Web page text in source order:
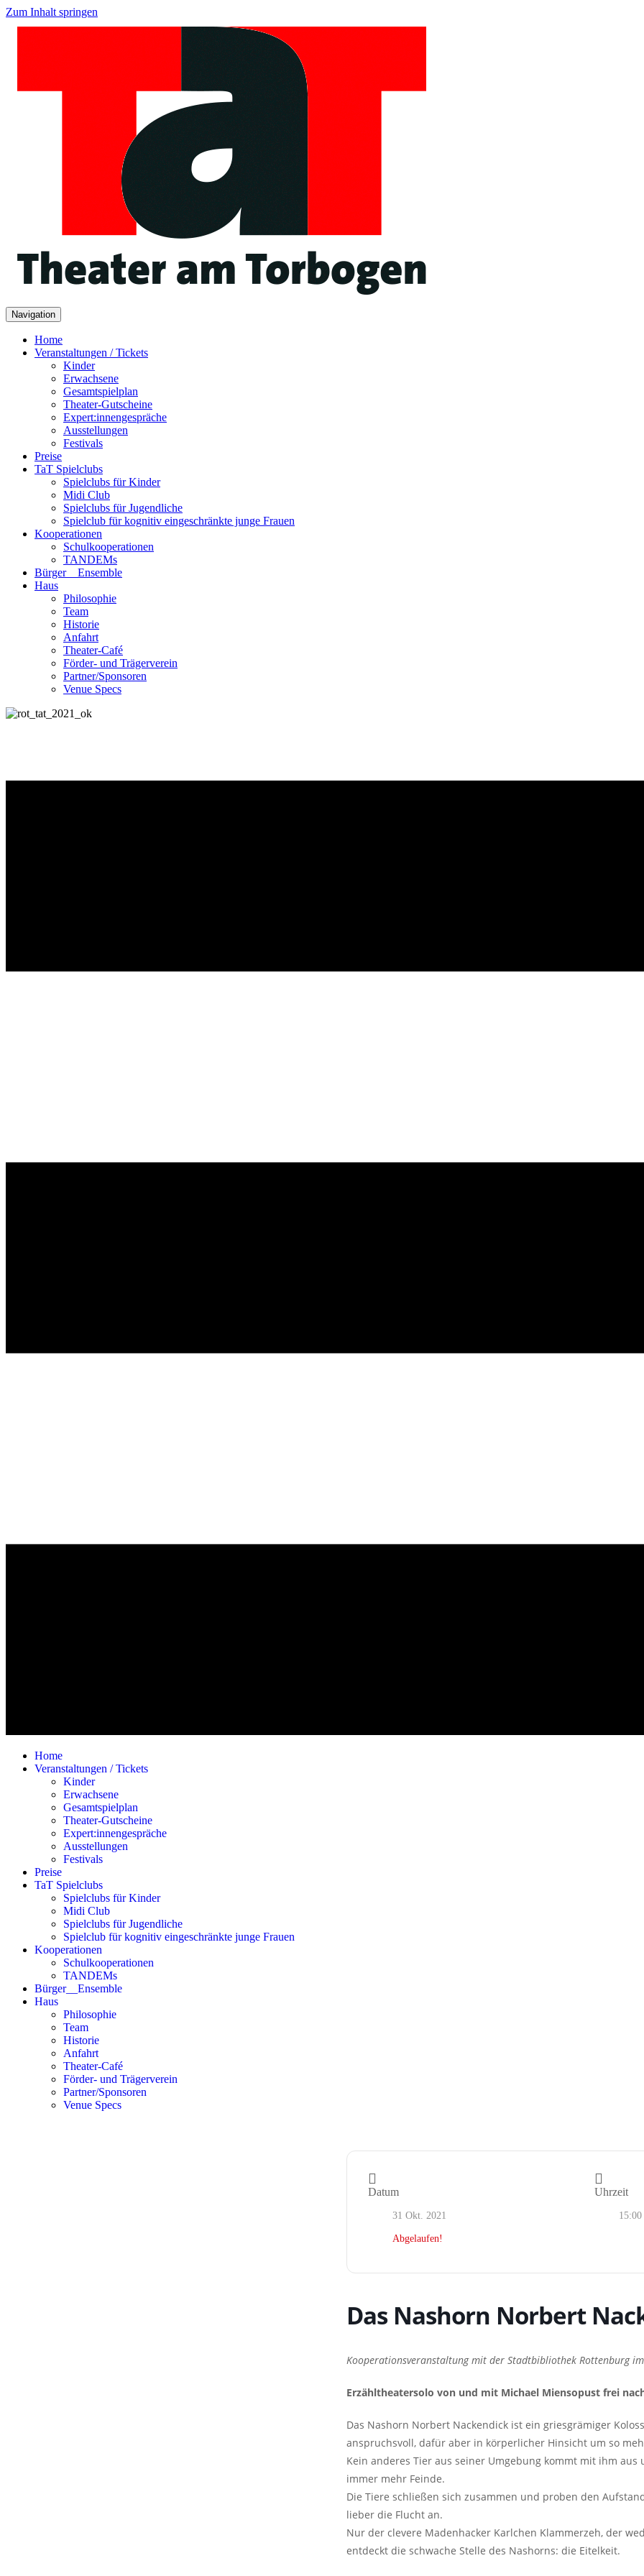
Zum Inhalt springen
Navigation
Home
Veranstaltungen / Tickets
Kinder
Erwachsene
Gesamtspielplan
Theater-Gutscheine
Expert:innengespräche
Ausstellungen
Festivals
Preise
TaT Spielclubs
Spielclubs für Kinder
Midi Club
Spielclubs für Jugendliche
Spielclub für kognitiv eingeschränkte junge Frauen
Kooperationen
Schulkooperationen
TANDEMs
Bürger__Ensemble
Haus
Philosophie
Team
Historie
Anfahrt
Theater-Café
Förder- und Trägerverein
Partner/Sponsoren
Venue Specs
Home
Veranstaltungen / Tickets
Kinder
Erwachsene
Gesamtspielplan
Theater-Gutscheine
Expert:innengespräche
Ausstellungen
Festivals
Preise
TaT Spielclubs
Spielclubs für Kinder
Midi Club
Spielclubs für Jugendliche
Spielclub für kognitiv eingeschränkte junge Frauen
Kooperationen
Schulkooperationen
TANDEMs
Bürger__Ensemble
Haus
Philosophie
Team
Historie
Anfahrt
Theater-Café
Förder- und Trägerverein
Partner/Sponsoren
Venue Specs
Datum
31 Okt. 2021
Abgelaufen!
Uhrzeit
15:00
Das Nashorn Norbert
Kooperationsveranstaltung mit der Stadtbibliothek Rottenburg
Erzähltheatersolo von und mit Michael Miensopust frei
Das Nashorn Norbert Nackendick ist ein griesgrämiger
anspruchsvoll, dafür aber in körperlicher Hinsicht um so
Kein anderes Tier aus seiner Umgebung kommt mit ihm
immer mehr Feinde.
Die Tiere schließen sich zusammen und proben den
lieber die Flucht an.
Nur der clevere Madenhacker Karlchen Klammerzeh, der
entdeckt die schwache Stelle des Nashorns: die Eitelkeit.